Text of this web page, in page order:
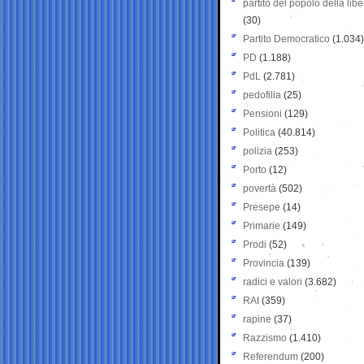
partito del popolo della
(30)
Partito Democratico (1.034)
PD (1.188)
PdL (2.781)
pedofilia (25)
Pensioni (129)
Politica (40.814)
polizia (253)
Porto (12)
povertà (502)
Presepe (14)
Primarie (149)
Prodi (52)
Provincia (139)
radici e valori (3.682)
RAI (359)
rapine (37)
Razzismo (1.410)
Referendum (200)